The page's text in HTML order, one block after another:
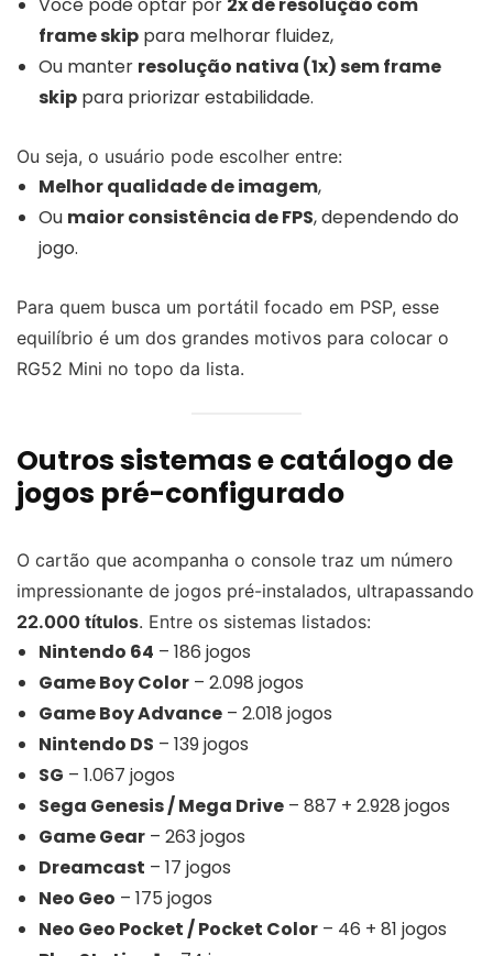
frame skip para melhorar fluidez,
Ou manter resolução nativa (1x) sem frame
skip para priorizar estabilidade.
Ou seja, o usuário pode escolher entre:
Melhor qualidade de imagem,
Ou maior consistência de FPS, dependendo do
jogo.
Para quem busca um portátil focado em PSP, esse
equilíbrio é um dos grandes motivos para colocar o
RG52 Mini no topo da lista.
Outros sistemas e catálogo de
jogos pré-configurado
O cartão que acompanha o console traz um número
impressionante de jogos pré-instalados, ultrapassando
22.000 títulos. Entre os sistemas listados:
Nintendo 64 – 186 jogos
Game Boy Color – 2.098 jogos
Game Boy Advance – 2.018 jogos
Nintendo DS – 139 jogos
SG – 1.067 jogos
Sega Genesis / Mega Drive – 887 + 2.928 jogos
Game Gear – 263 jogos
Dreamcast – 17 jogos
Neo Geo – 175 jogos
Neo Geo Pocket / Pocket Color – 46 + 81 jogos